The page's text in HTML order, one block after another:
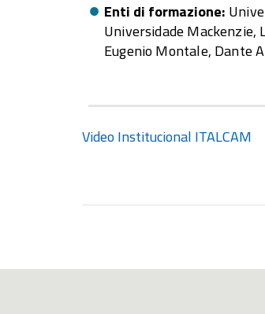
Enti di formazione
Universidade Mackenzie,
Eugenio Montale, Dante
Video Institucional ITALCAM